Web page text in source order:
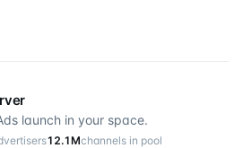
launch in your space.
12.1Mchannels in pool